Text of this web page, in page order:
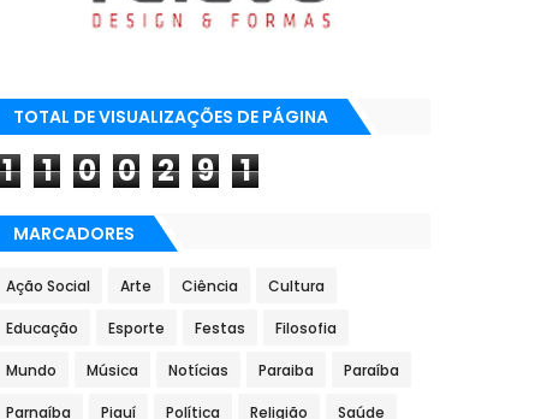
TOTAL DE VISUALIZAÇÕES DE PÁGINA
1 1 0 0 2 9 1
MARCADORES
Ação Social Arte Ciência Cultura
Educação Esporte Festas Filosofia
Mundo Música Notícias Paraiba Paraíba
Parnaíba Piauí Política Religião Saúde